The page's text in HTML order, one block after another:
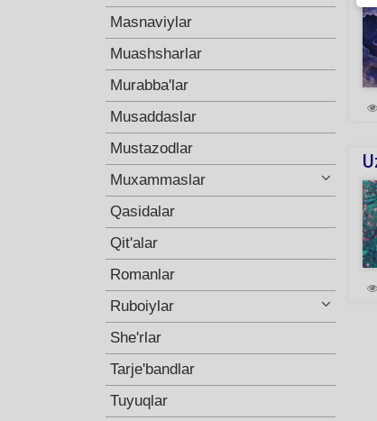
Masnaviylar
Muashsharlar
Murabba'lar
Musaddaslar
Mustazodlar
Muxammaslar
Qasidalar
Qit'alar
Romanlar
Ruboiylar
She'rlar
Tarje'bandlar
Tuyuqlar